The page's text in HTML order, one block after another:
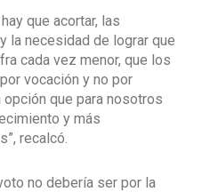
que acortar, las
la necesidad de lograr que
cada vez menor, que los
vocación y no por
que para nosotros
y más
recalcó.
no debería ser por la